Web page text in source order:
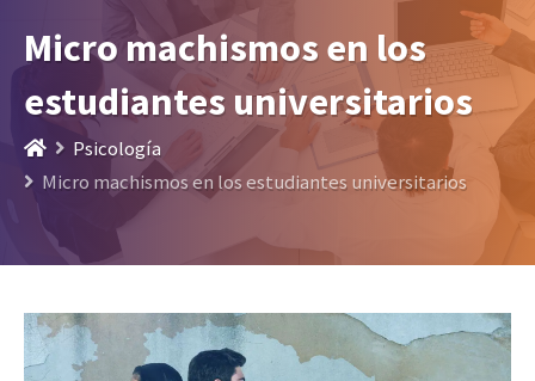
Micro machismos en los
estudiantes universitarios
Psicología
Micro machismos en los estudiantes universitarios